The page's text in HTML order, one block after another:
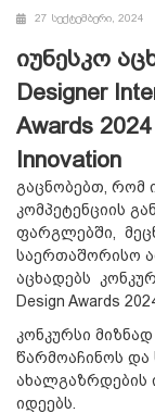
27 სექტემბერი, 2024
იუნესკო
Designer
Awards
Innovation
გაცნობებთ, რომ
კომპეტენციის
ფარგლებში,
საერთაშორისო
აცხადებს
Design Awards
კონკურსი
წარმოაჩინოს და
ახალგაზრდების
იდეებს.